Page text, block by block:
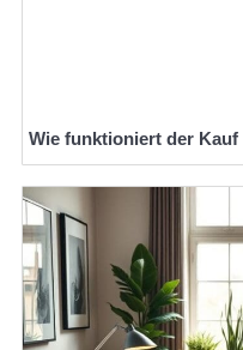
Wie funktioniert der